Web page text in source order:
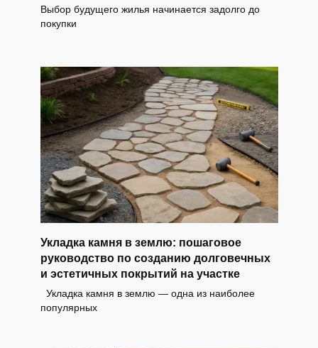
Выбор будущего жилья начинается задолго до
покупки
Укладка камня в землю: пошаговое
руководство по созданию долговечных
и эстетичных покрытий на участке
Укладка камня в землю — одна из наиболее
популярных